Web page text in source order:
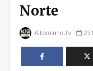
Norte
Altominho.tv 23